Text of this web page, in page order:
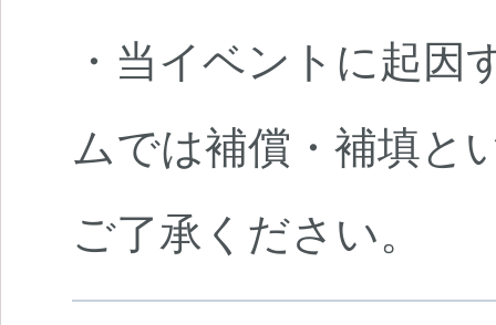
・当イベントに起
ムでは補償・補填と
ご了承ください。